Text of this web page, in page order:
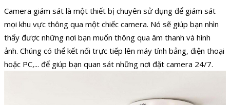
Camera giám sát là một thiết bị chuyên sử dụng để giám sát
mọi khu vực thông qua một chiếc camera. Nó sẽ giúp bạn nhìn
thấy được những nơi bạn muốn thông qua âm thanh và hình
ảnh. Chúng có thể kết nối trực tiếp lên máy tính bảng, điện thoại
hoặc PC,... để giúp bạn quan sát những nơi đặt camera 24/7.